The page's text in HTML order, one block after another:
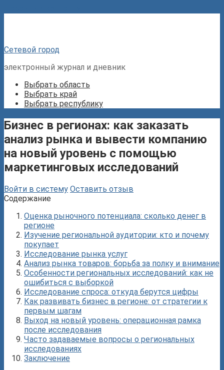
Сетевой город
электронный журнал и дневник
Выбрать область
Выбрать край
Выбрать республику
Бизнес в регионах: как заказать
анализ рынка и вывести компанию
на новый уровень с помощью
маркетинговых исследований
Войти в систему Оставить отзыв
Содержание
Оценка рыночного потенциала: сколько денег в
регионе
Изучение региональной аудитории: кто и почему
покупает
Исследование рынка услуг
Анализ рынка товаров: борьба за полку и внимание
Особенности региональных исследований: как не
ошибиться с выборкой
Исследование спроса: откуда берутся цифры
Как развивать бизнес в регионе: от стратегии к
первым шагам
Выход на новый уровень: операционная рамка
после исследования
Часто задаваемые вопросы о региональных
исследованиях
Заключение